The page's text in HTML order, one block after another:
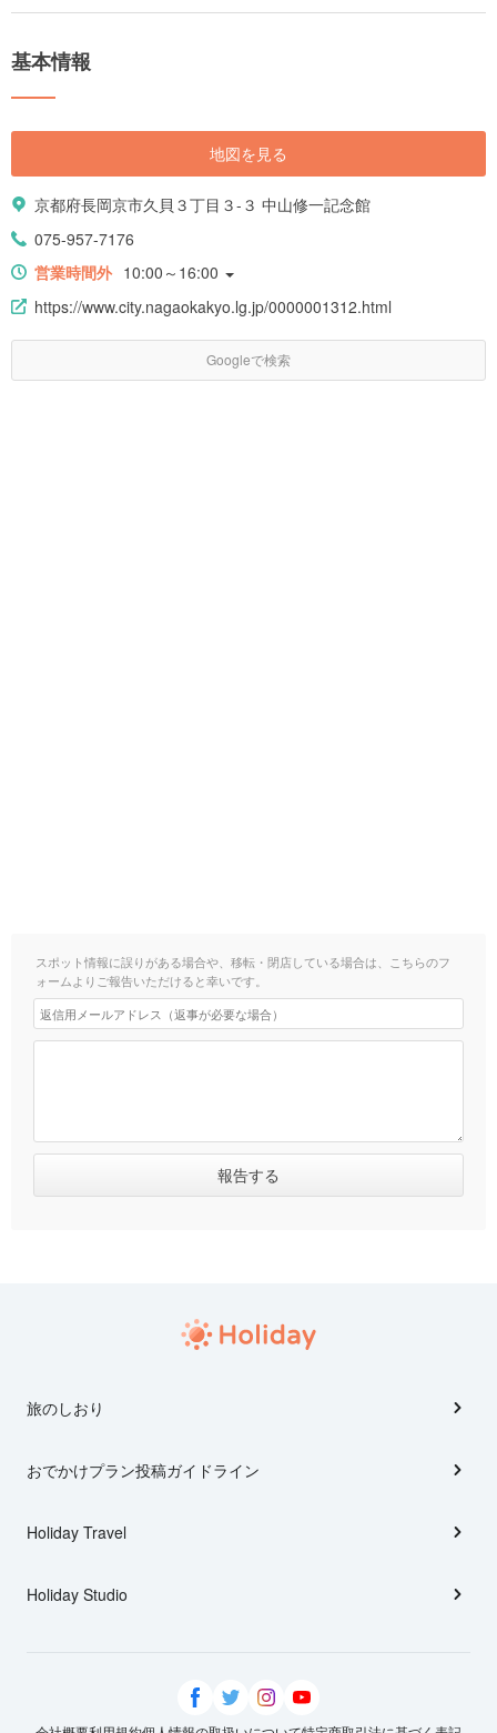
基本情報
地図を見る
京都府長岡京市久貝３丁目３-３ 中山修一記念館
075-957-7176
営業時間外 10:00～16:00
https://www.city.nagaokakyo.lg.jp/0000001312.html
Googleで検索
スポット情報に誤りがある場合や、移転・閉店している場合は、こちらのフ
ォームよりご報告いただけると幸いです。
旅のしおり
おでかけプラン投稿ガイドライン
Holiday Travel
Holiday Studio